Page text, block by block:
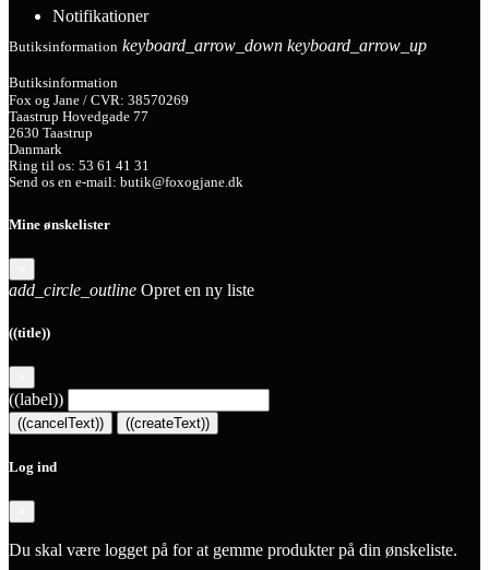
Notifikationer
Butiksinformation keyboard_arrow_down keyboard_arrow_up
Butiksinformation
Fox og Jane / CVR: 38570269
Taastrup Hovedgade 77
2630 Taastrup
Danmark
Ring til os: 53 61 41 31
Send os en e-mail: butik@foxogjane.dk
Mine ønskelister
add_circle_outline Opret en ny liste
((title))
((label))
((cancelText)) ((createText))
Log ind
Du skal være logget på for at gemme produkter på din ønskeliste.